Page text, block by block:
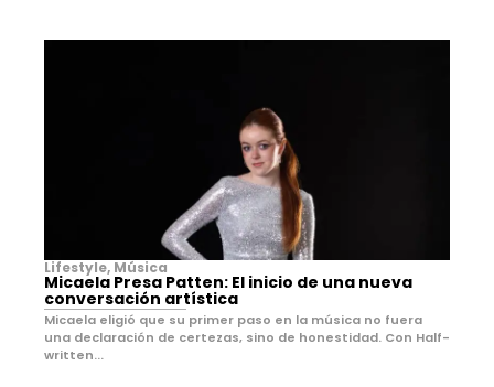
Lifestyle, Música
Micaela Presa Patten: El inicio de una nueva
conversación artística
Micaela eligió que su primer paso en la música no fuera
una declaración de certezas, sino de honestidad. Con Half-
written...